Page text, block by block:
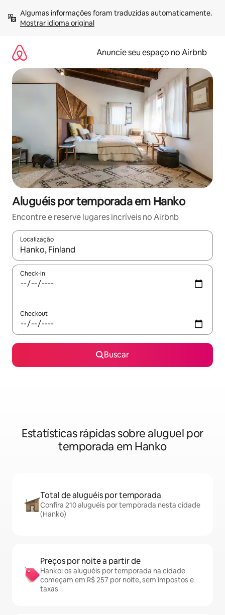
para
Mostrar idioma original
Anuncie seu espaço no Airbnb
Aluguéis por temporada em Hanko
Encontre e reserve lugares incríveis no Airbnb
Localização
Quando os resultados estiverem disponíveis, explore-os
Check-in
Checkout
Buscar
Estatísticas rápidas sobre aluguel por
temporada em Hanko
Total de aluguéis por temporada
Confira 210 aluguéis por temporada nesta cidade
(Hanko)
Preços por noite a partir de
Hanko: os aluguéis por temporada na cidade
começam em R$ 257 por noite, sem impostos e
taxas